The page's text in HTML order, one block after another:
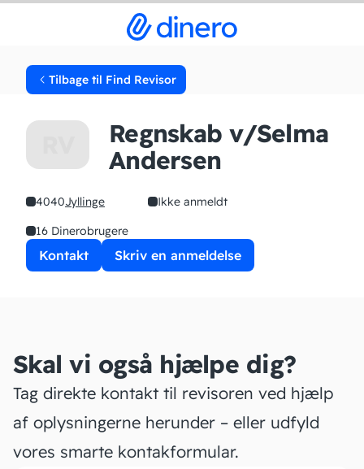
Tilbage til Find Revisor
Regnskab v/Selma
Andersen
4040Jyllinge
Ikke anmeldt
16 Dinerobrugere
Kontakt Skriv en anmeldelse
Skal vi også hjælpe dig?
Tag direkte kontakt til revisoren ved hjælp
af oplysningerne herunder – eller udfyld
vores smarte kontakformular.